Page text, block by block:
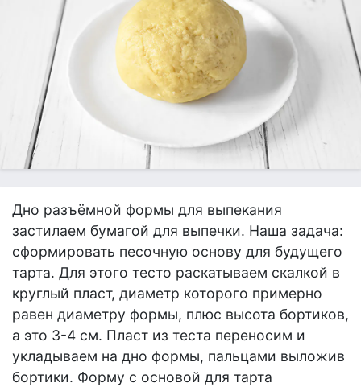
Дно разъёмной формы для выпекания
застилаем бумагой для выпечки. Наша задача:
сформировать песочную основу для будущего
тарта. Для этого тесто раскатываем скалкой в
круглый пласт, диаметр которого примерно
равен диаметру формы, плюс высота бортиков,
а это 3-4 см. Пласт из теста переносим и
укладываем на дно формы, пальцами выложив
бортики. Форму с основой для тарта